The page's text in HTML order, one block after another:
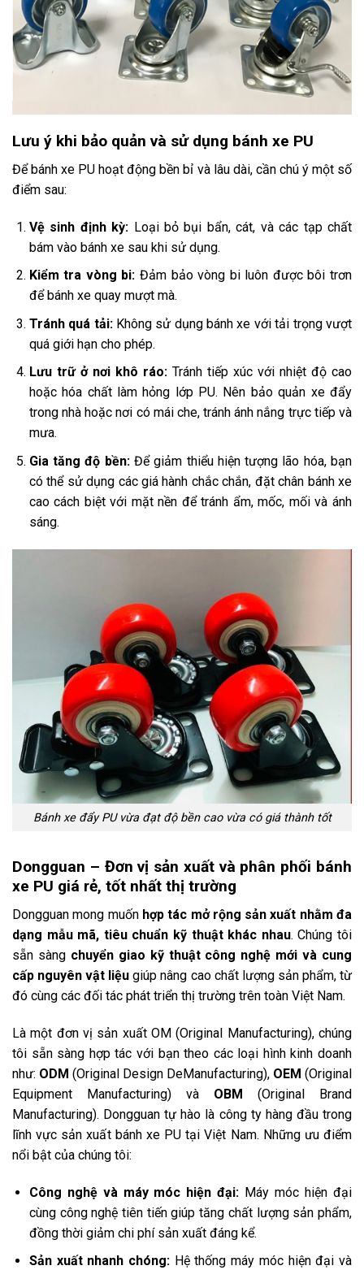
Lưu ý khi bảo quản và sử dụng bánh xe PU
Để bánh xe PU hoạt động bền bỉ và lâu dài, cần chú ý một số
điểm sau:
Vệ sinh định kỳ: Loại bỏ bụi bẩn, cát, và các tạp chất
bám vào bánh xe sau khi sử dụng.
Kiểm tra vòng bi: Đảm bảo vòng bi luôn được bôi trơn
để bánh xe quay mượt mà.
Tránh quá tải:Không sử dụng bánh xe với tải trọng vượt
quá giới hạn cho phép.
Lưu trữ ở nơi khô ráo:Tránh tiếp xúc với nhiệt độ cao
hoặc hóa chất làm hỏng lớp PU. Nên bảo quản xe đẩy
trong nhà hoặc nơi có mái che, tránh ánh nắng trực tiếp và
mưa.
Gia tăng độ bền:Để giảm thiểu hiện tượng lão hóa, bạn
có thể sử dụng các giá hành chắc chắn, đặt chân bánh xe
cao cách biệt với mặt nền để tránh ẩm, mốc, mối và ánh
sáng.
Bánh xe đẩy PU vừa đạt độ bền cao vừa có giá thành tốt
Dongguan – Đơn vị sản xuất và phân phối bánh
xe PU giá rẻ, tốt nhất thị trường
Dongguan mong muốn hợp tác mở rộng sản xuất nhằm đa
dạng mẫu mã, tiêu chuẩn kỹ thuật khác nhau. Chúng tôi
sẵn sàng chuyển giao kỹ thuật công nghệ mới và cung
cấp nguyên vật liệu giúp nâng cao chất lượng sản phẩm, từ
đó cùng các đối tác phát triển thị trường trên toàn Việt Nam.
Là một đơn vị sản xuất OM (Original Manufacturing), chúng
tôi sẵn sàng hợp tác với bạn theo các loại hình kinh doanh
như: ODM (Original Design DeManufacturing), OEM (Original
Equipment Manufacturing) và OBM (Original Brand
Manufacturing). Dongguan tự hào là công ty hàng đầu trong
lĩnh vực sản xuất bánh xe PU tại Việt Nam. Những ưu điểm
nổi bật của chúng tôi:
Công nghệ và máy móc hiện đại: Máy móc hiện đại
cùng công nghệ tiên tiến giúp tăng chất lượng sản phẩm,
đồng thời giảm chi phí sản xuất đáng kể.
Sản xuất nhanh chóng:Hệ thống máy móc hiện đại và